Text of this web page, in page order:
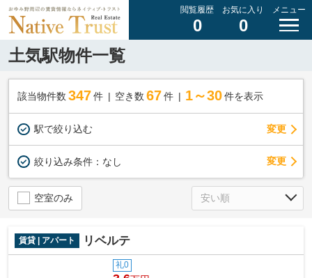
閲覧履歴
0
お気に入り
0
メニュー
土気駅物件一覧
該当物件数 347件 空き数 67 件 1～30 件を表示
駅で絞り込む 変更
絞り込み条件： なし 変更
空室のみ
賃貸 | アパート リベルテ
礼0